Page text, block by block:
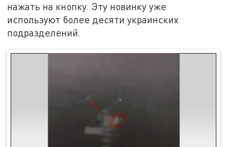
нажать на кнопку. Эту новинку уже
используют более десяти украинских
подразделений.